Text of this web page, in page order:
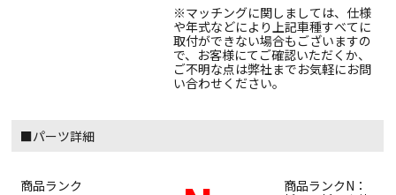
※マッチングに関しましては、仕様
や年式などにより上記車種すべてに
取付ができない場合もございますの
で、お客様にてご確認いただくか、
ご不明な点は弊社までお気軽にお問
い合わせください。
■パーツ詳細
商品ランク
商品ランクN：